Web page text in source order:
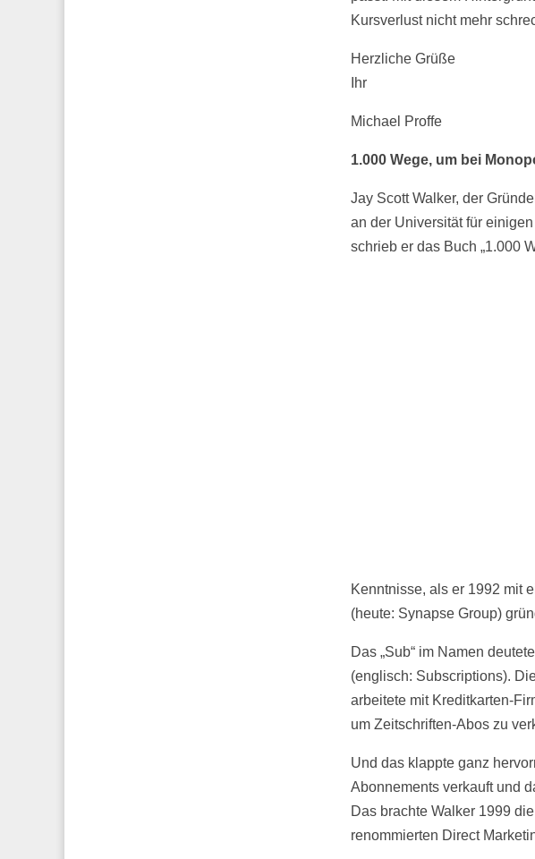
Kursverlust nicht mehr
Herzliche Grüße
Ihr
Michael Proffe
1.000 Wege, um bei
Jay Scott Walker, der
an der Universität für
schrieb er das Buch „1.000
Kenntnisse, als er 1992 mit
(heute: Synapse Group)
Das „Sub“ im Namen
(englisch: Subscriptions).
arbeitete mit Kreditkarten-
um Zeitschriften-Abos zu
Und das klappte ganz
Abonnements verkauft und
Das brachte Walker 1999
renommierten Direct